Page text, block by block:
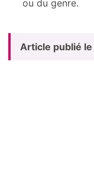
ou du genre.
Article publié le